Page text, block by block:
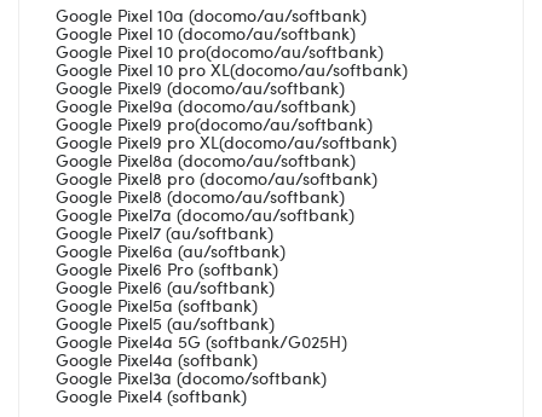
Google Pixel 10a (docomo/au/softbank)
Google Pixel 10 (docomo/au/softbank)
Google Pixel 10 pro(docomo/au/softbank)
Google Pixel 10 pro XL(docomo/au/softbank)
Google Pixel9 (docomo/au/softbank)
Google Pixel9a (docomo/au/softbank)
Google Pixel9 pro(docomo/au/softbank)
Google Pixel9 pro XL(docomo/au/softbank)
Google Pixel8a (docomo/au/softbank)
Google Pixel8 pro (docomo/au/softbank)
Google Pixel8 (docomo/au/softbank)
Google Pixel7a (docomo/au/softbank)
Google Pixel7 (au/softbank)
Google Pixel6a (au/softbank)
Google Pixel6 Pro (softbank)
Google Pixel6 (au/softbank)
Google Pixel5a (softbank)
Google Pixel5 (au/softbank)
Google Pixel4a 5G (softbank/G025H)
Google Pixel4a (softbank)
Google Pixel3a (docomo/softbank)
Google Pixel4 (softbank)